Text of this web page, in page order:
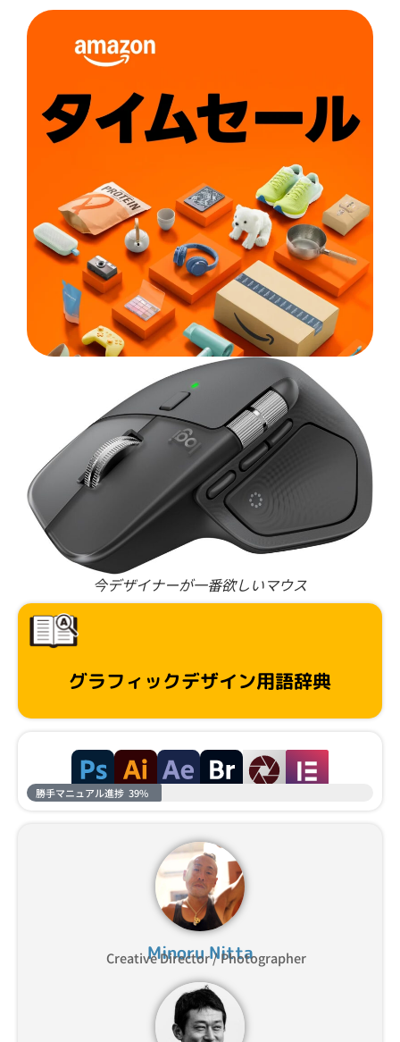
今デザイナーが一番欲しいマウス
グラフィックデザイン用語辞典
勝手マニュアル進捗 39%
Minoru Nitta
Creative Director / Photographer